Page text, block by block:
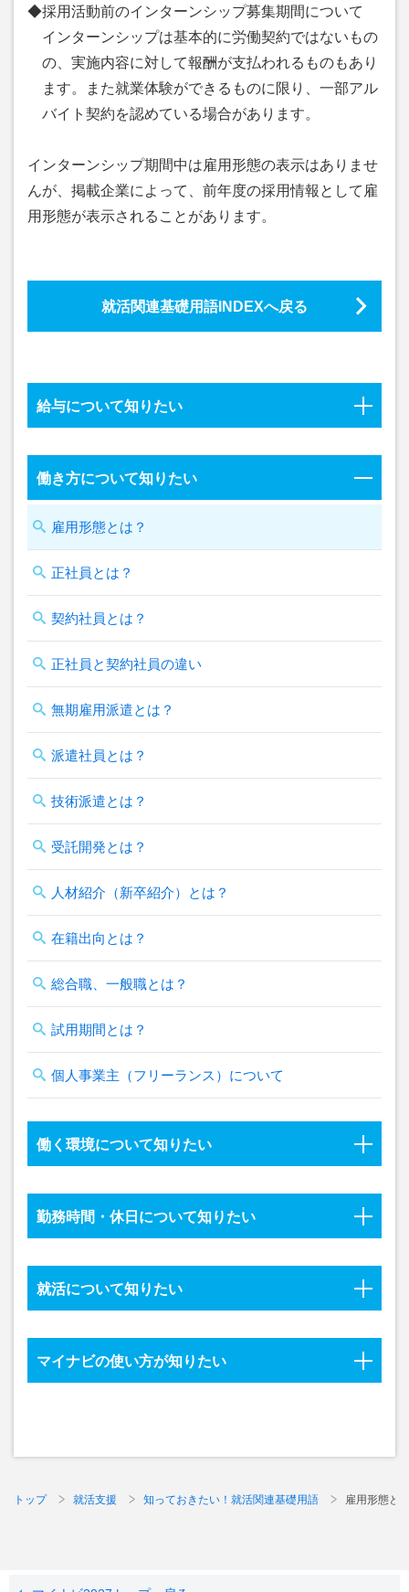
◆採用活動前のインターンシップ募集期間について
インターンシップは基本的に労働契約ではないもの
の、実施内容に対して報酬が支払われるものもあり
ます。また就業体験ができるものに限り、一部アル
バイト契約を認めている場合があります。
インターンシップ期間中は雇用形態の表示はありませ
んが、掲載企業によって、前年度の採用情報として雇
用形態が表示されることがあります。
就活関連基礎用語INDEXへ戻る
給与について知りたい
働き方について知りたい
雇用形態とは？
正社員とは？
契約社員とは？
正社員と契約社員の違い
無期雇用派遣とは？
派遣社員とは？
技術派遣とは？
受託開発とは？
人材紹介（新卒紹介）とは？
在籍出向とは？
総合職、一般職とは？
試用期間とは？
個人事業主（フリーランス）について
働く環境について知りたい
勤務時間・休日について知りたい
就活について知りたい
マイナビの使い方が知りたい
トップ 就活支援 知っておきたい！就活関連基礎用語 雇用形態と